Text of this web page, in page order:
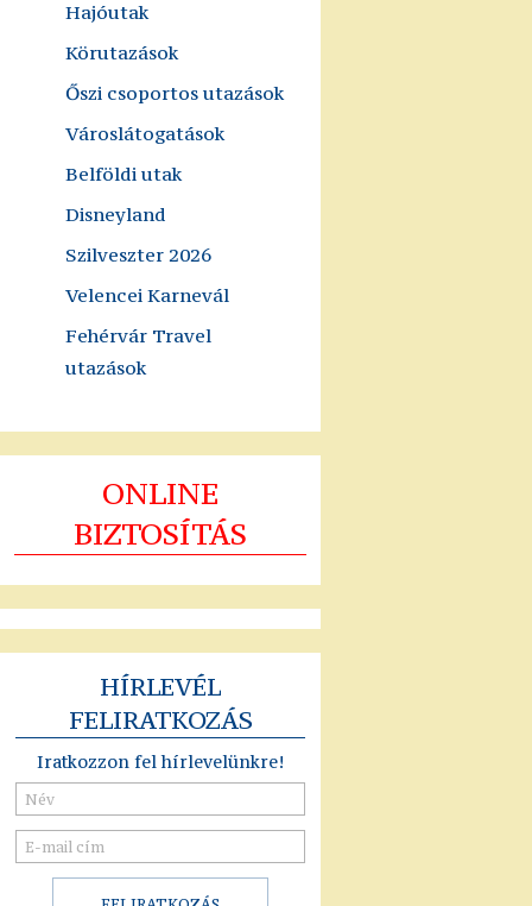
Hajóutak
Körutazások
Őszi csoportos utazások
Városlátogatások
Belföldi utak
Disneyland
Szilveszter 2026
Velencei Karnevál
Fehérvár Travel
utazások
ONLINE
BIZTOSÍTÁS
HÍRLEVÉL
FELIRATKOZÁS
Iratkozzon fel hírlevelünkre!